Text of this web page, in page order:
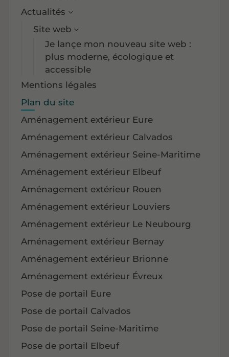
Actualités
Site web
Je lançe mon nouveau site web :
plus moderne, écologique et
accessible
Mentions légales
Plan du site
Aménagement extérieur Eure
Aménagement extérieur Calvados
Aménagement extérieur Seine-Maritime
Aménagement extérieur Elbeuf
Aménagement extérieur Rouen
Aménagement extérieur Louviers
Aménagement extérieur Le Neubourg
Aménagement extérieur Bernay
Aménagement extérieur Brionne
Aménagement extérieur Évreux
Pose de portail Eure
Pose de portail Calvados
Pose de portail Seine-Maritime
Pose de portail Elbeuf